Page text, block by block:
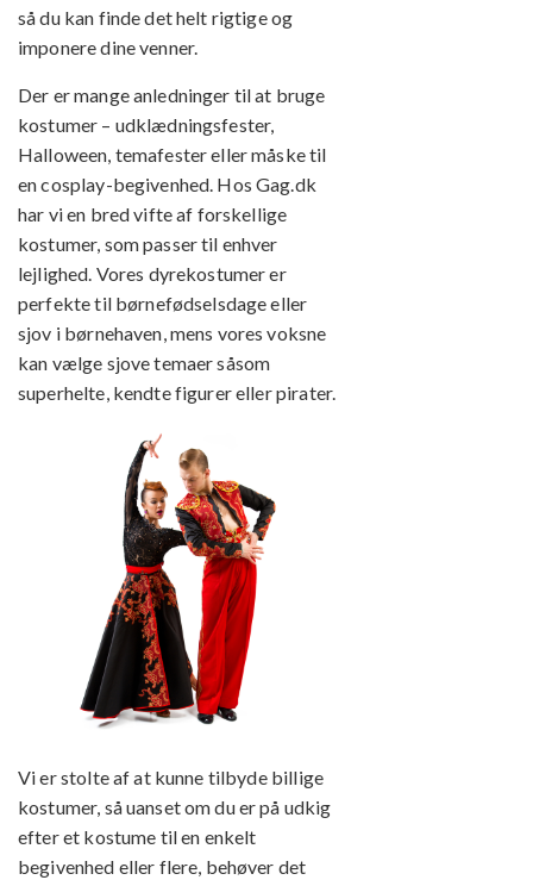
så du kan finde det helt rigtige og
imponere dine venner.
Der er mange anledninger til at bruge
kostumer – udklædningsfester,
Halloween, temafester eller måske til
en cosplay-begivenhed. Hos Gag.dk
har vi en bred vifte af forskellige
kostumer, som passer til enhver
lejlighed. Vores dyrekostumer er
perfekte til børnefødselsdage eller
sjov i børnehaven, mens vores voksne
kan vælge sjove temaer såsom
superhelte, kendte figurer eller pirater.
Vi er stolte af at kunne tilbyde billige
kostumer, så uanset om du er på udkig
efter et kostume til en enkelt
begivenhed eller flere, behøver det